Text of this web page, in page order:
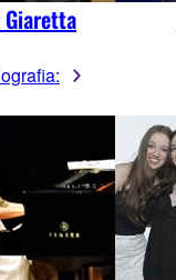
Giaretta